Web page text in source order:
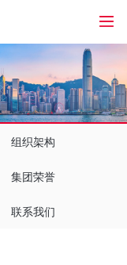
组织架构
集团荣誉
联系我们